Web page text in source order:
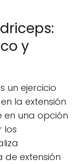
y
un ejercicio
la extensión
en una opción
los
extensión